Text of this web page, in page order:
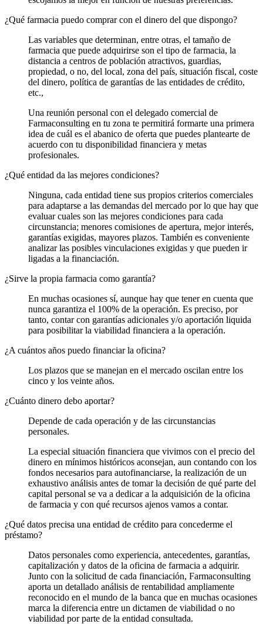
¿Qué farmacia puedo comprar con el dinero del que dispongo?
Las variables que determinan, entre otras, el tamaño de
farmacia que puede adquirirse son el tipo de farmacia, la
distancia a centros de población atractivos, guardias,
propiedad, o no, del local, zona del país, situación fiscal, coste
del dinero, política de garantías de las entidades de crédito,
etc.,
Una reunión personal con el delegado comercial de
Farmaconsulting en tu zona te permitirá formarte una primera
idea de cuál es el abanico de oferta que puedes plantearte de
acuerdo con tu disponibilidad financiera y metas
profesionales.
¿Qué entidad da las mejores condiciones?
Ninguna, cada entidad tiene sus propios criterios comerciales
para adaptarse a las demandas del mercado por lo que hay que
evaluar cuales son las mejores condiciones para cada
circunstancia; menores comisiones de apertura, mejor interés,
garantías exigidas, mayores plazos. También es conveniente
analizar las posibles vinculaciones exigidas y que pueden ir
ligadas a la financiación.
¿Sirve la propia farmacia como garantía?
En muchas ocasiones sí, aunque hay que tener en cuenta que
nunca garantiza el 100% de la operación. Es preciso, por
tanto, contar con garantías adicionales y/o aportación liquida
para posibilitar la viabilidad financiera a la operación.
¿A cuántos años puedo financiar la oficina?
Los plazos que se manejan en el mercado oscilan entre los
cinco y los veinte años.
¿Cuánto dinero debo aportar?
Depende de cada operación y de las circunstancias
personales.
La especial situación financiera que vivimos con el precio del
dinero en mínimos históricos aconsejan, aun contando con los
fondos necesarios para autofinanciarse, la realización de un
exhaustivo análisis antes de tomar la decisión de qué parte del
capital personal se va a dedicar a la adquisición de la oficina
de farmacia y con qué recursos ajenos vamos a contar.
¿Qué datos precisa una entidad de crédito para concederme el
préstamo?
Datos personales como experiencia, antecedentes, garantías,
capitalización y datos de la oficina de farmacia a adquirir.
Junto con la solicitud de cada financiación, Farmaconsulting
aporta un detallado análisis de rentabilidad ampliamente
reconocido en el mundo de la banca que en muchas ocasiones
marca la diferencia entre un dictamen de viabilidad o no
viabilidad por parte de la entidad consultada.